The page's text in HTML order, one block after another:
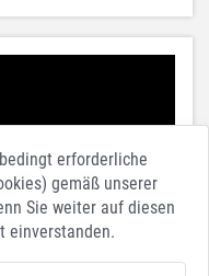
erforderliche
gemäß unserer
Sie weiter auf diesen
einverstanden.